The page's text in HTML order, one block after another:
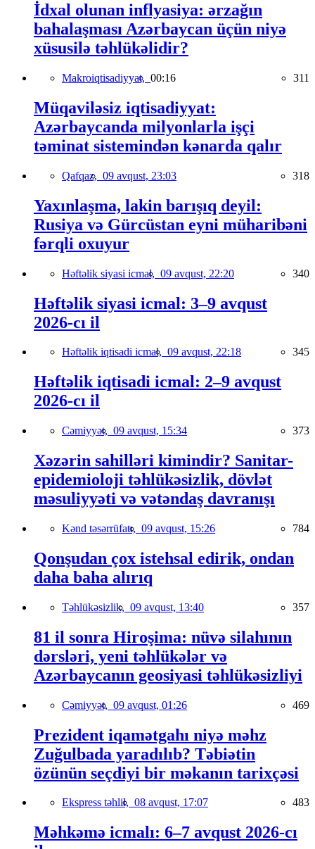
İdxal olunan inflyasiya: ərzağın
bahalaşması Azərbaycan üçün niyə
xüsusilə təhlükəlidir?
Makroiqtisadiyyat, 00:16 311
Müqaviləsiz iqtisadiyyat:
Azərbaycanda milyonlarla işçi
təminat sistemindən kənarda qalır
Qafqaz, 09 avqust, 23:03 318
Yaxınlaşma, lakin barışıq deyil:
Rusiya və Gürcüstan eyni müharibəni
fərqli oxuyur
Həftəlik siyasi icmal, 09 avqust, 22:20 340
Həftəlik siyasi icmal: 3–9 avqust
2026-cı il
Həftəlik iqtisadi icmal, 09 avqust, 22:18 345
Həftəlik iqtisadi icmal: 2–9 avqust
2026-cı il
Cəmiyyət, 09 avqust, 15:34 373
Xəzərin sahilləri kimindir? Sanitar-
epidemioloji təhlükəsizlik, dövlət
məsuliyyəti və vətəndaş davranışı
Kənd təsərrüfatı, 09 avqust, 15:26 784
Qonşudan çox istehsal edirik, ondan
daha baha alırıq
Təhlükəsizlik, 09 avqust, 13:40 357
81 il sonra Hiroşima: nüvə silahının
dərsləri, yeni təhlükələr və
Azərbaycanın geosiyasi təhlükəsizliyi
Cəmiyyət, 09 avqust, 01:26 469
Prezident iqamətgahı niyə məhz
Zuğulbada yaradılıb? Təbiətin
özünün seçdiyi bir məkanın tarixçəsi
Ekspress təhlil, 08 avqust, 17:07 483
Məhkəmə icmalı: 6–7 avqust 2026-cı